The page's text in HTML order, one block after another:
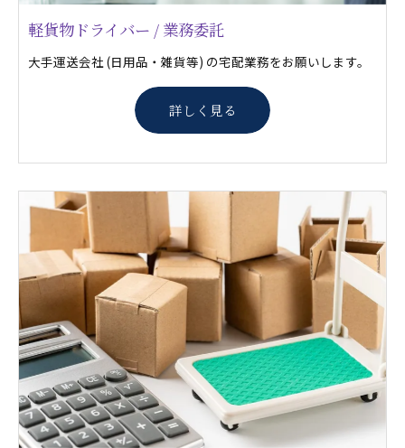
軽貨物ドライバー / 業務委託
大手運送会社 (日用品・雑貨等) の宅配業務をお願いします。
詳しく見る